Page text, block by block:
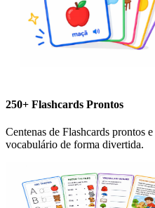
250+ Flashcards Prontos
Centenas de Flashcards prontos
vocabulário de forma divertida.